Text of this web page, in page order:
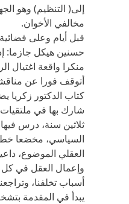
إلى( التنظيم) وهو
مخالفي الأخوان.
حسنين هيكل جازما:
منكرا واقعة اغتيال
أتوقف فورا عن
كتاب الدكتور
شارك بها في
ثلاثين سنة، درس
السياسي، مخضعا
العقلي الموضوع،
وإعمال العقل في كل
أسباب تخلفنا،
يبدأ في المقدمة